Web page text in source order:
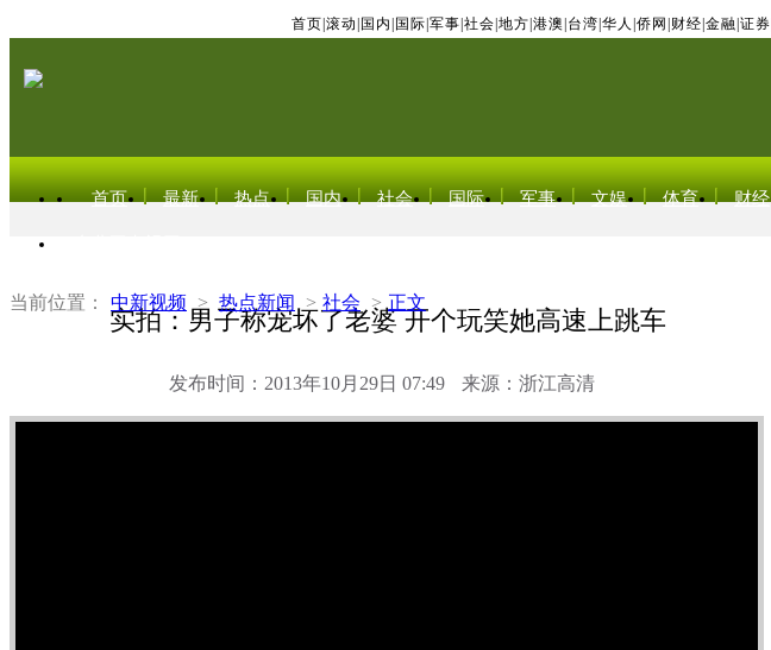
首页 滚动 国内 国际 军事 社会 地方 港澳 台湾 华人 侨网 财经 金融 证券
首页 最新 热点 国内 社会 国际 军事 文娱 体育 财经
当前位置： 中新视频 > 热点新闻 > 社会 > 正文
实拍：男子称宠坏了老婆 开个玩笑她高速上跳车
发布时间：2013年10月29日 07:49 来源：浙江高清